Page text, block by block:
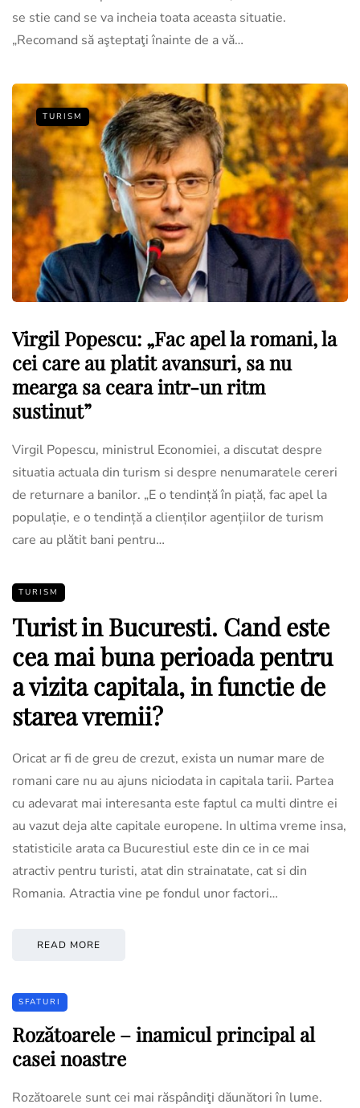
se stie cand se va incheia toata aceasta situatie.
„Recomand să aşteptaţi înainte de a vă…
TURISM
Virgil Popescu: „Fac apel la romani, la
cei care au platit avansuri, sa nu
mearga sa ceara intr-un ritm
sustinut”
Virgil Popescu, ministrul Economiei, a discutat despre
situatia actuala din turism si despre nenumaratele cereri
de returnare a banilor. „E o tendință în piață, fac apel la
populație, e o tendință a clienților agențiilor de turism
care au plătit bani pentru…
TURISM
Turist in Bucuresti. Cand este
cea mai buna perioada pentru
a vizita capitala, in functie de
starea vremii?
Oricat ar fi de greu de crezut, exista un numar mare de
romani care nu au ajuns niciodata in capitala tarii. Partea
cu adevarat mai interesanta este faptul ca multi dintre ei
au vazut deja alte capitale europene. In ultima vreme insa,
statisticile arata ca Bucurestiul este din ce in ce mai
atractiv pentru turisti, atat din strainatate, cat si din
Romania. Atractia vine pe fondul unor factori…
READ MORE
SFATURI
Rozătoarele – inamicul principal al
casei noastre
Rozătoarele sunt cei mai răspândiţi dăunători în lume.